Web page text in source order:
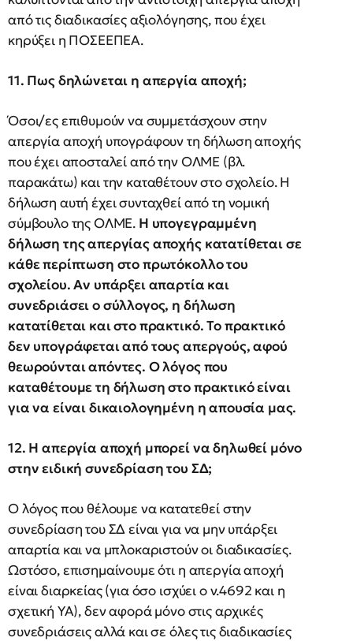
από τις διαδικασίες αξιολόγησης, που έχει
κηρύξει η ΠΟΣΕΕΠΕΑ.
11. Πως δηλώνεται η απεργία αποχή;
Όσοι/ες επιθυμούν να συμμετάσχουν στην
απεργία αποχή υπογράφουν τη δήλωση αποχής
που έχει αποσταλεί από την ΟΛΜΕ (βλ.
παρακάτω) και την καταθέτουν στο σχολείο. Η
δήλωση αυτή έχει συνταχθεί από τη νομική
σύμβουλο της ΟΛΜΕ. Η υπογεγραμμένη
δήλωση της απεργίας αποχής κατατίθεται σε
κάθε περίπτωση στο πρωτόκολλο του
σχολείου. Αν υπάρξει απαρτία και
συνεδριάσει ο σύλλογος, η δήλωση
κατατίθεται και στο πρακτικό. Το πρακτικό
δεν υπογράφεται από τους απεργούς, αφού
θεωρούνται απόντες. Ο λόγος που
καταθέτουμε τη δήλωση στο πρακτικό είναι
για να είναι δικαιολογημένη η απουσία μας.
12. Η απεργία αποχή μπορεί να δηλωθεί μόνο
στην ειδική συνεδρίαση του ΣΔ;
Ο λόγος που θέλουμε να κατατεθεί στην
συνεδρίαση του ΣΔ είναι για να μην υπάρξει
απαρτία και να μπλοκαριστούν οι διαδικασίες.
Ωστόσο, επισημαίνουμε ότι η απεργία αποχή
είναι διαρκείας (για όσο ισχύει ο ν.4692 και η
σχετική ΥΑ), δεν αφορά μόνο στις αρχικές
συνεδριάσεις αλλά και σε όλες τις διαδικασίες